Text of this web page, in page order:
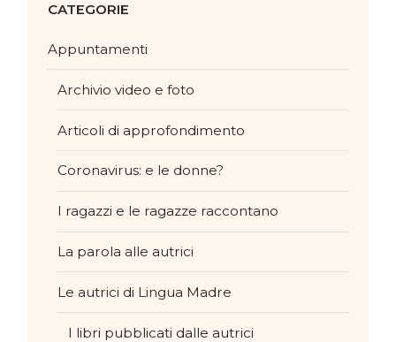
CATEGORIE
Appuntamenti
Archivio video e foto
Articoli di approfondimento
Coronavirus: e le donne?
I ragazzi e le ragazze raccontano
La parola alle autrici
Le autrici di Lingua Madre
I libri pubblicati dalle autrici